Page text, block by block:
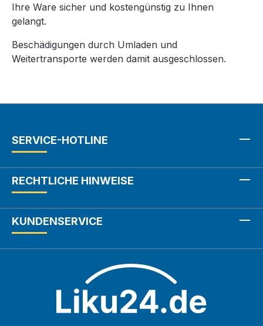
Ihre Ware sicher und kostengünstig zu Ihnen
gelangt.
Beschädigungen durch Umladen und
Weitertransporte werden damit ausgeschlossen.
SERVICE-HOTLINE
RECHTLICHE HINWEISE
KUNDENSERVICE